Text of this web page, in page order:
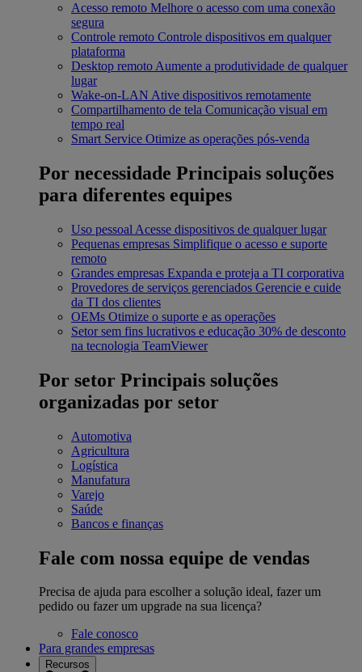
Acesso remoto Melhore o acesso com uma conexão
segura
Controle remoto Controle dispositivos em qualquer
plataforma
Desktop remoto Aumente a produtividade de qualquer
lugar
Wake-on-LAN Ative dispositivos remotamente
Compartilhamento de tela Comunicação visual em
tempo real
Smart Service Otimize as operações pós-venda
Por necessidade Principais soluções
para diferentes equipes
Uso pessoal Acesse dispositivos de qualquer lugar
Pequenas empresas Simplifique o acesso e suporte
remoto
Grandes empresas Expanda e proteja a TI corporativa
Provedores de serviços gerenciados Gerencie e cuide
da TI dos clientes
OEMs Otimize o suporte e as operações
Setor sem fins lucrativos e educação 30% de desconto
na tecnologia TeamViewer
Por setor Principais soluções
organizadas por setor
Automotiva
Agricultura
Logística
Manufatura
Varejo
Saúde
Bancos e finanças
Fale com nossa equipe de vendas
Precisa de ajuda para escolher a solução ideal, fazer um
pedido ou fazer um upgrade na sua licença?
Fale conosco
Para grandes empresas
Recursos